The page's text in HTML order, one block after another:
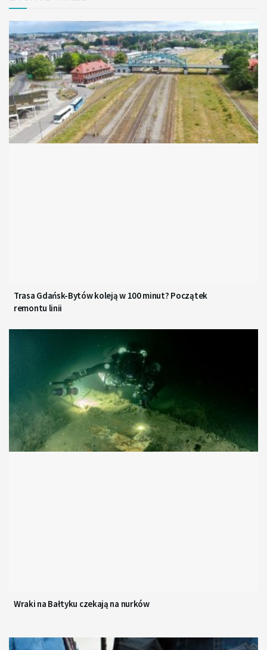
Trasa Gdańsk-Bytów koleją w 100 minut? Początek
remontu linii
Wraki na Bałtyku czekają na nurków